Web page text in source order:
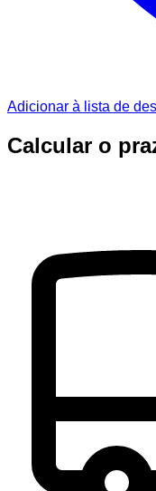
Adicionar à lista de
Calcular o